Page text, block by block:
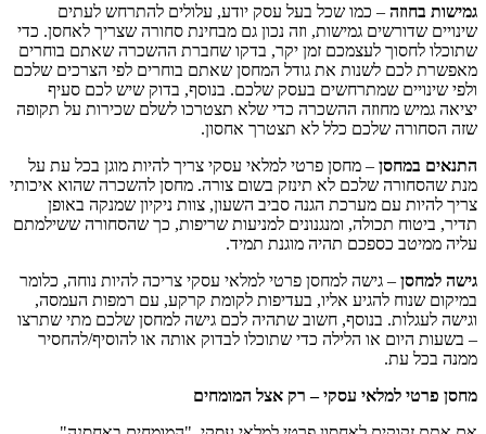
גמישות בחוזה – כמו שכל בעל עסק יודע, עלולים להתרחש לעתים
שינויים שדורשים גמישות, וזה נכון גם מבחינת סחורה שצריך לאחסן. כדי
שתוכלו לחסוך לעצמכם זמן יקר, בדקו שחברת ההשכרה שאתם בוחרים
מאפשרת לכם לשנות את גודל המחסן שאתם בוחרים לפי הצרכים שלכם
ולפי שינויים שמתרחשים בעסק שלכם. בנוסף, בדוק שיש לכם סעיף
יציאה גמיש מחוזה ההשכרה כדי שלא תצטרכו לשלם שכירות על תקופה
שזה הסחורה שלכם כלל לא תצטרך אחסון.
התנאים במחסן – מחסן פרטי למלאי עסקי צריך להיות מוגן בכל עת על
מנת שהסחורה שלכם לא תינזק בשום צורה. מחסן להשכרה שהוא איכותי
צריך להיות עם מערכת הגנה סביב השעון, צוות ניקיון שמנקה באופן
תדיר, ביטוח תכולה, ומנגנונים למניעות שריפות, כך שהסחורה ששילמתם
עליה ממיטב כספכם תהיה מוגנת תמיד.
גישה למחסן – גישה למחסן פרטי למלאי עסקי צריכה להיות נוחה, כלומר
במיקום שנוח להגיע אליו, בעדיפות לקומת קרקע, עם רמפות העמסה,
וגישה לעגלות. בנוסף, חשוב שתהיה לכם גישה למחסן שלכם מתי שתרצו
– בשעות היום או הלילה כדי שתוכלו לבדוק אותה או להוסיף/להחסיר
ממנה בכל עת.
מחסן פרטי למלאי עסקי – רק אצל המומחים